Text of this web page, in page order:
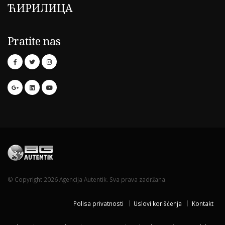
ЋИРИЛИЦА
Pratite nas
© Copyright 2026 Agencija Autentik. Sva prava zadržana.
Polisa privatnosti Uslovi korišćenja Kontakt